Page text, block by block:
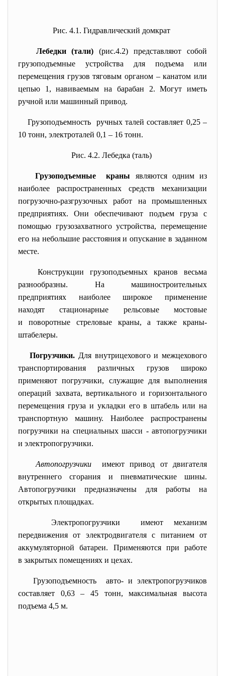
Рис. 4.1. Гидравлический домкрат
Лебедки (тали) (рис.4.2) представляют собой
грузоподъемные устройства для подъема или
перемещения грузов тяговым органом – канатом или
цепью 1, навиваемым на барабан 2. Могут иметь
ручной или машинный привод.
Грузоподъемность ручных талей составляет 0,25 –
10 тонн, электроталей 0,1 – 16 тонн.
Рис. 4.2. Лебедка (таль)
Грузоподъемные краны являются одним из
наиболее распространенных средств механизации
погрузочно-разгрузочных работ на промышленных
предприятиях. Они обеспечивают подъем груза с
помощью грузозахватного устройства, перемещение
его на небольшие расстояния и опускание в заданном
месте.
Конструкции грузоподъемных кранов весьма
разнообразны. На машиностроительных
предприятиях наиболее широкое применение
находят стационарные рельсовые мостовые
и поворотные стреловые краны, а также краны-
штабелеры.
Погрузчики. Для внутрицехового и межцехового
транспортирования различных грузов широко
применяют погрузчики, служащие для выполнения
операций захвата, вертикального и горизонтального
перемещения груза и укладки его в штабель или на
транспортную машину. Наиболее распространены
погрузчики на специальных шасси - автопогрузчики
и электропогрузчики.
Автопогрузчикиимеют привод от двигателя
внутреннего сгорания и пневматические шины.
Автопогрузчики предназначены для работы на
открытых площадках.
Электропогрузчики имеют механизм
передвижения от электродвигателя с питанием от
аккумуляторной батареи. Применяются при работе
в закрытых помещениях и цехах.
Грузоподъемность авто- и электропогрузчиков
составляет 0,63 – 45 тонн, максимальная высота
подъема 4,5 м.